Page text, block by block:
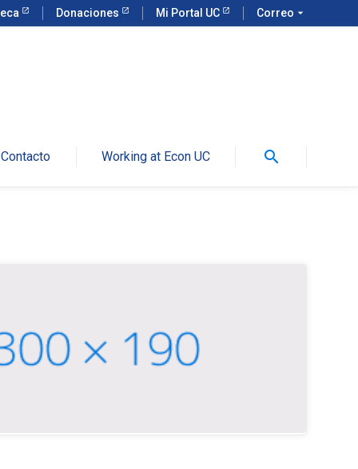
Donaciones Mi Portal UC Correo arrow_drop_down
Contacto Working at Econ UC search